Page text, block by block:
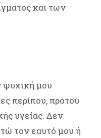
και των
ψυχική μου
περίπου, προτού
υγείας. Δεν
τον εαυτό μου ή